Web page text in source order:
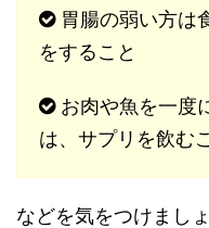
胃腸の弱い方は
をすること
お肉や魚を一度
は、サプリを飲む
などを気をつけましょ